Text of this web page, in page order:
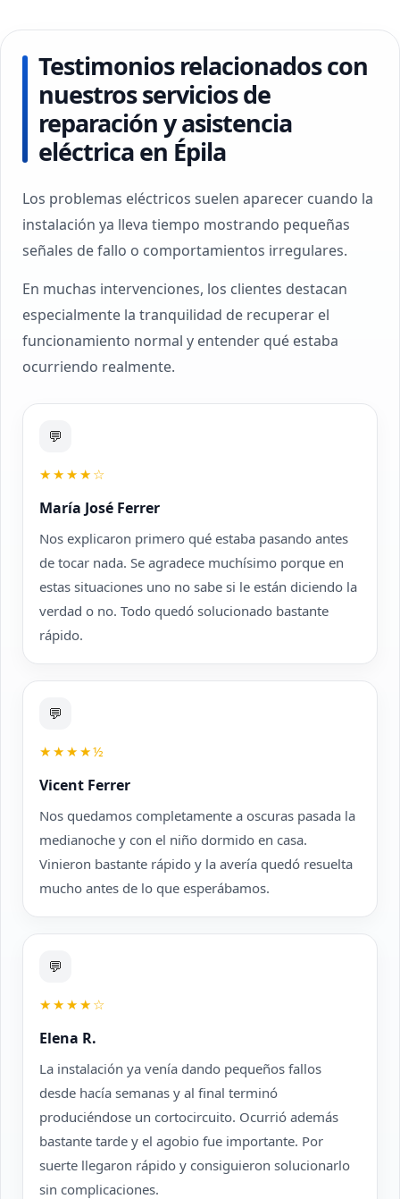
Testimonios relacionados con
nuestros servicios de
reparación y asistencia
eléctrica en Épila
Los problemas eléctricos suelen aparecer cuando la
instalación ya lleva tiempo mostrando pequeñas
señales de fallo o comportamientos irregulares.
En muchas intervenciones, los clientes destacan
especialmente la tranquilidad de recuperar el
funcionamiento normal y entender qué estaba
ocurriendo realmente.
💬
★★★★☆
María José Ferrer
Nos explicaron primero qué estaba pasando antes
de tocar nada. Se agradece muchísimo porque en
estas situaciones uno no sabe si le están diciendo la
verdad o no. Todo quedó solucionado bastante
rápido.
💬
★★★★½
Vicent Ferrer
Nos quedamos completamente a oscuras pasada la
medianoche y con el niño dormido en casa.
Vinieron bastante rápido y la avería quedó resuelta
mucho antes de lo que esperábamos.
💬
★★★★☆
Elena R.
La instalación ya venía dando pequeños fallos
desde hacía semanas y al final terminó
produciéndose un cortocircuito. Ocurrió además
bastante tarde y el agobio fue importante. Por
suerte llegaron rápido y consiguieron solucionarlo
sin complicaciones.